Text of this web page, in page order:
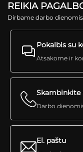
REIKIA
Dirbame darbo
Pokalbis su
Atsakome ir
Skambinkite
Darbo
El. paštu